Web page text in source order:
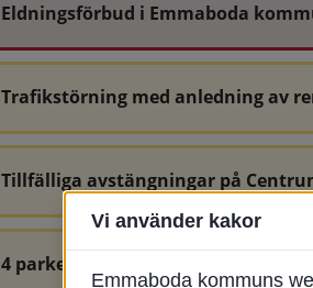
Eldningsförbud i Emmaboda
Trafikstörning med anledning av
Tillfälliga avstängningar på
4 parkeringar vid Järnvägsgatan 32-
Vi använder kakor
Emmaboda kommuns